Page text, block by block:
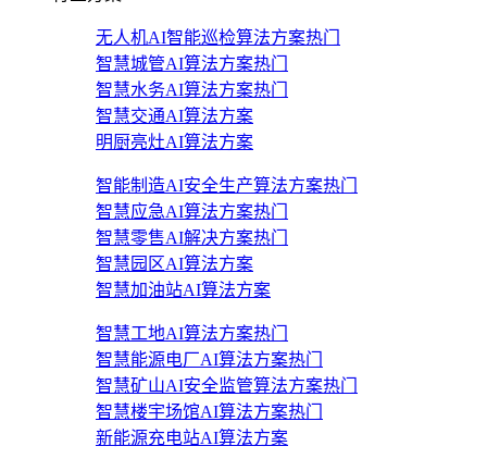
无人机AI智能巡检算法方案热门
智慧城管AI算法方案热门
智慧水务AI算法方案热门
智慧交通AI算法方案
明厨亮灶AI算法方案
智能制造AI安全生产算法方案热门
智慧应急AI算法方案热门
智慧零售AI解决方案热门
智慧园区AI算法方案
智慧加油站AI算法方案
智慧工地AI算法方案热门
智慧能源电厂AI算法方案热门
智慧矿山AI安全监管算法方案热门
智慧楼宇场馆AI算法方案热门
新能源充电站AI算法方案